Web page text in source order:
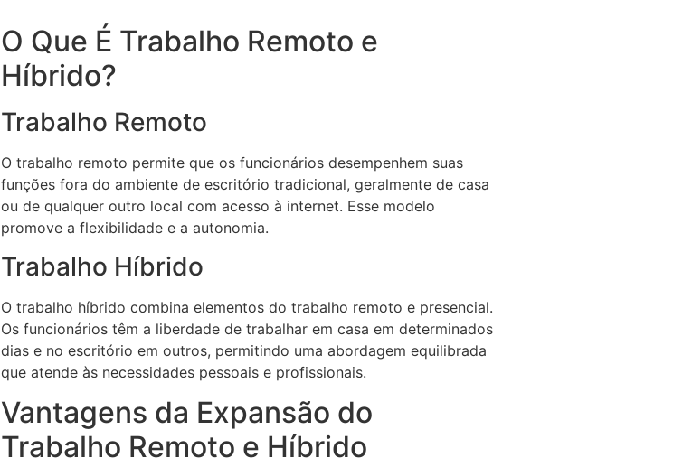
O Que É Trabalho Remoto e
Híbrido?
Trabalho Remoto
O trabalho remoto permite que os funcionários desempenhem suas
funções fora do ambiente de escritório tradicional, geralmente de casa
ou de qualquer outro local com acesso à internet. Esse modelo
promove a flexibilidade e a autonomia.
Trabalho Híbrido
O trabalho híbrido combina elementos do trabalho remoto e presencial.
Os funcionários têm a liberdade de trabalhar em casa em determinados
dias e no escritório em outros, permitindo uma abordagem equilibrada
que atende às necessidades pessoais e profissionais.
Vantagens da Expansão do
Trabalho Remoto e Híbrido